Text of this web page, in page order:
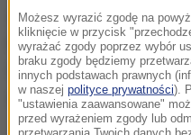
były roboty prowadzone
Nantes Johanna
Saint-Donatien to
społeczności w Nantes.
Możesz wyrazić zgodę na
kliknięcie w przycisk
wyrażać zgody poprzez wybór
braku zgody będziemy
innych podstawach prawnych
w naszej polityce prywatności).
"ustawienia zaawansowane"
przed wyrażeniem zgody lub